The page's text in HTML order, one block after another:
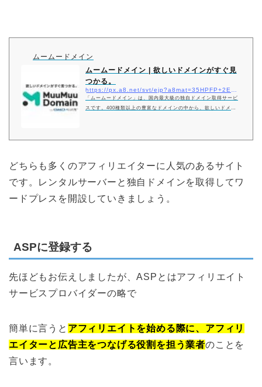
ムームードメイン
ムームードメイン | 欲しいドメインがすぐ見
つかる。
https://px.a8.net/svt/ejp?a8mat=35HPFP+2EBW9M+348+1BQBKJ
「ムームードメイン」は、国内最大級の独自ドメイン取得サービ
スです。400種類以上の豊富なドメインの中から、欲しいドメイ
どちらも多くのアフィリエイターに人気のあるサイト
です。レンタルサーバーと独自ドメインを取得してワ
ードプレスを開設していきましょう。
ASPに登録する
先ほどもお伝えしましたが、ASPとはアフィリエイト
サービスプロバイダーの略で
簡単に言うと アフィリエイトを始める際に、アフィリ
エイターと広告主をつなげる役割を担う業者のことを
言います。